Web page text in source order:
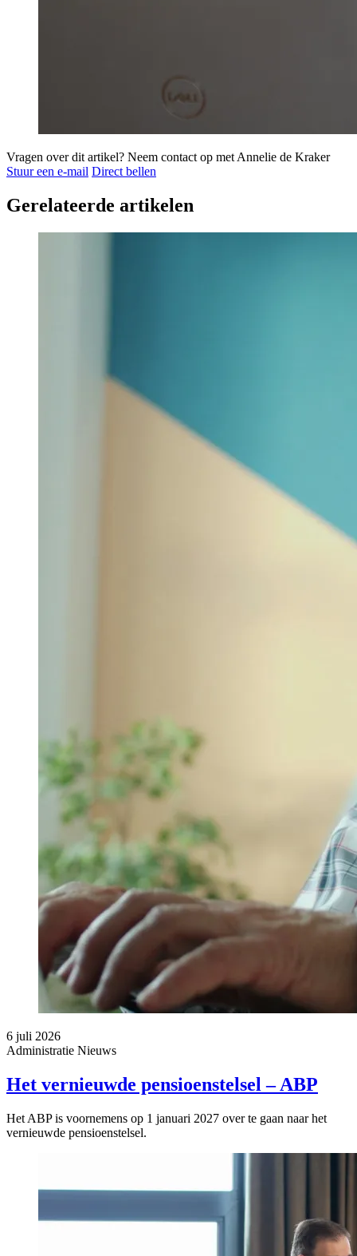
Vragen over dit artikel? Neem contact op met Annelie de Kraker
Stuur een e-mail Direct bellen
Gerelateerde artikelen
6 juli 2026
Administratie Nieuws
Het vernieuwde pensioenstelsel – ABP
Het ABP is voornemens op 1 januari 2027 over te gaan naar het
vernieuwde pensioenstelsel.